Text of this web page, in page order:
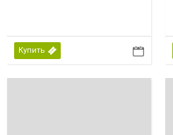
Купить